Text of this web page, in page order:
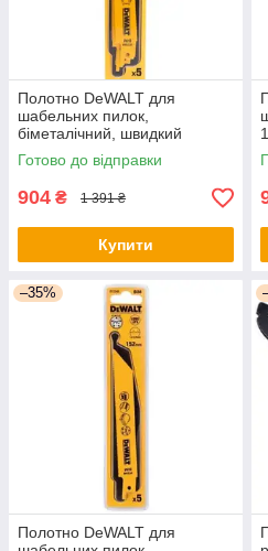
Полотно DeWALT для
шабельних пилок,
біметалічний, швидкий
пропил, 152 мм, 18 TPI, 5 шт
(DT2384) - оригінал
Готово до відправки
904 ₴ 1 391 ₴
Купити
–35%
Полотно DeWALT для